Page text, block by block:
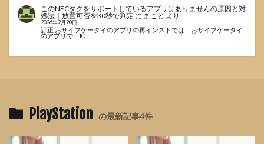
このNFCタグをサポートしているアプリはありませんの原因と対
処法｜放置可否を30秒で判定 に まこと より
2026年2月20日
訂正 おサイフケータイのアプリの再インストでは おサイフケータイ
のアプリで IC…
PlayStation の最新記事4件